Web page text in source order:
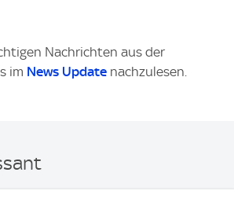
Nachrichten aus der
im News Update nachzulesen.